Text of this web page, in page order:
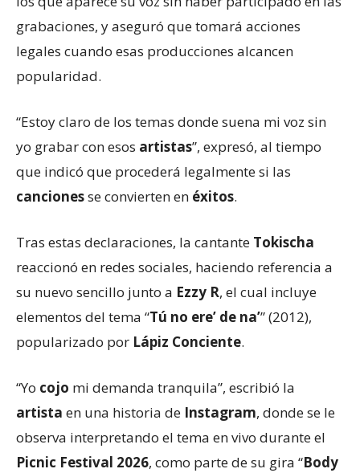
grabaciones, y aseguró que tomará acciones
legales cuando esas producciones alcancen
popularidad.
“Estoy claro de los temas donde suena mi voz sin
yo grabar con esos artistas”, expresó, al tiempo
que indicó que procederá legalmente si las
cancionesse convierten en éxitos.
Tras estas declaraciones, la cantante Tokischa
reaccionó en redes sociales, haciendo referencia a
su nuevo sencillo junto a Ezzy R, el cual incluye
elementos del tema “Tú no ere’ de na’” (2012),
popularizado por Lápiz Conciente.
“Yo cojo mi demanda tranquila”, escribió la
artista en una historia de Instagram, donde se le
observa interpretando el tema en vivo durante el
Picnic Festival 2026, como parte de su gira “Body